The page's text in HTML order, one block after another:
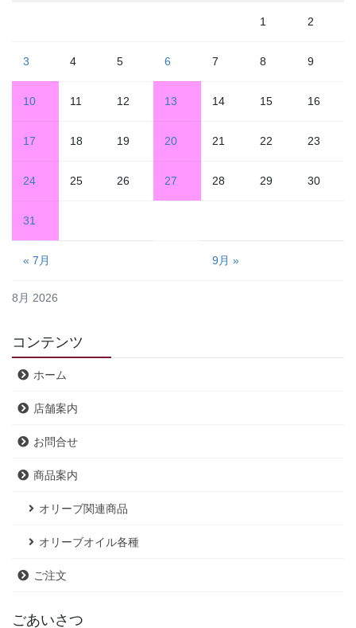
8月 2026
1 2
3 4 5 6 7 8 9
10 11 12 13 14 15 16
17 18 19 20 21 22 23
24 25 26 27 28 29 30
31
« 7月 9月 »
コンテンツ
ホーム
店舗案内
お問合せ
商品案内
オリーブ関連商品
オリーブオイル各種
ご注文
ごあいさつ